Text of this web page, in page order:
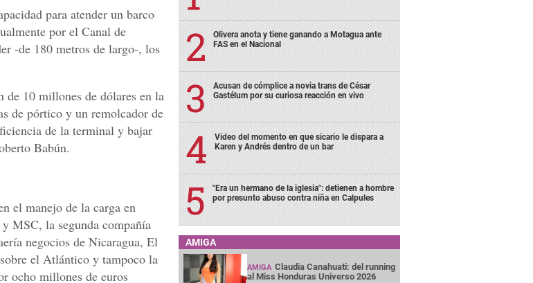
para atender un barco
por el Canal de
-de 180 metros de largo-, los
de 10 millones de dólares en la
de pórtico y un remolcador de
de la terminal y bajar
Babún.
el manejo de la carga en
MSC, la segunda compañía
negocios de Nicaragua, El
el Atlántico y tampoco la
ocho millones de euros
Olivera anota y tiene ganando a Motagua ante
FAS en el Nacional
Acusan de cómplice a novia trans de César
Gastélum por su curiosa reacción en vivo
Video del momento en que sicario le dispara a
Karen y Andrés dentro de un bar
"Era un hermano de la iglesia": detienen a hombre
por presunto abuso contra niña en Calpules
AMIGA
AMIGA Claudia Canahuati: del running
al Miss Honduras Universo 2026